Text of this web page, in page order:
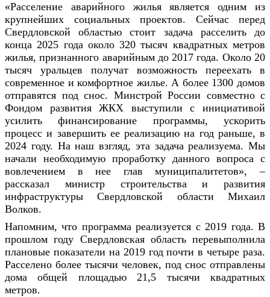
«Расселение аварийного жилья является одним из
крупнейших социальных проектов. Сейчас перед
Свердловской областью стоит задача расселить до
конца 2025 года около 320 тысяч квадратных метров
жилья, признанного аварийным до 2017 года. Около 20
тысяч уральцев получат возможность переехать в
современное и комфортное жилье. А более 1300 домов
отправятся под снос. Минстрой России совместно с
Фондом развития ЖКХ выступили с инициативой
усилить финансирование программы, ускорить
процесс и завершить ее реализацию на год раньше, в
2024 году. На наш взгляд, эта задача реализуема. Мы
начали необходимую проработку данного вопроса с
вовлечением в нее глав муниципалитетов», –
рассказал министр строительства и развития
инфраструктуры Свердловской области Михаил
Волков.
Напомним, что программа реализуется с 2019 года. В
прошлом году Свердловская область перевыполнила
плановые показатели на 2019 год почти в четыре раза.
Расселено более тысячи человек, под снос отправлены
дома общей площадью 21,5 тысячи квадратных
метров.